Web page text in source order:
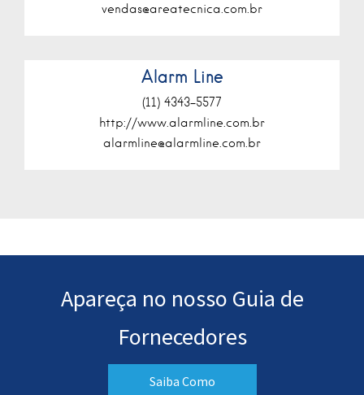
vendas@areatecnica.com.br
Alarm Line
(11) 4343-5577
http://www.alarmline.com.br
alarmline@alarmline.com.br
Apareça no nosso Guia de
Fornecedores
Saiba Como